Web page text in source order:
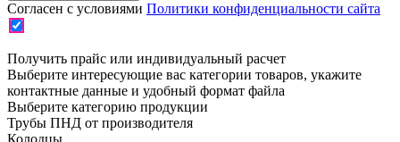
Согласен с условиями Политики конфиденциальности сайта
Получить прайс или индивидуальный расчет
Выберите интересующие вас категории товаров, укажите
контактные данные и удобный формат файла
Выберите категорию продукции
Трубы ПНД от производителя